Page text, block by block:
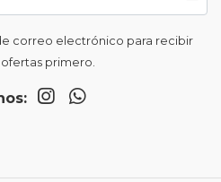
correo electrónico para recibir
primero.